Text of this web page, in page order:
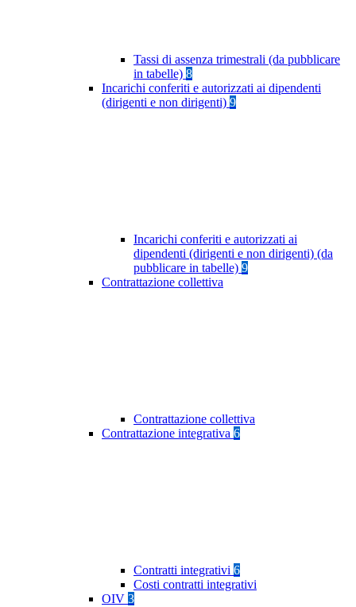
Tassi di assenza trimestrali (da pubblicare
in tabelle) 8
Incarichi conferiti e autorizzati ai dipendenti
(dirigenti e non dirigenti) 9
Incarichi conferiti e autorizzati ai
dipendenti (dirigenti e non dirigenti) (da
pubblicare in tabelle) 9
Contrattazione collettiva
Contrattazione collettiva
Contrattazione integrativa 6
Contratti integrativi 6
Costi contratti integrativi
OIV 3